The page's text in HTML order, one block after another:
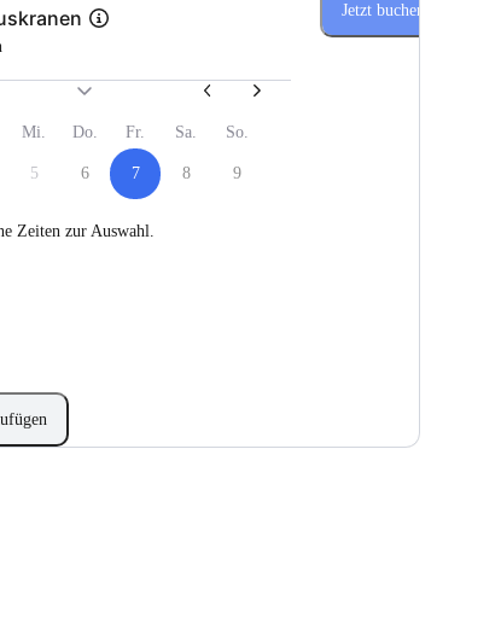
Mi. Do. Fr. Sa. So.
5 6 7 8
9
Zeiten zur Auswahl.
Jetzt buchen